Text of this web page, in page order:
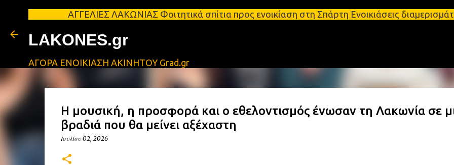
Μετάβαση στο κύριο περιεχόμενο
ΑΓΓΕΛΙΕΣ ΛΑΚΩΝΙΑΣ Φοιτητικά σπίτια προς ενοικίαση στη Σπάρτη Ενοικιάσεις διαμερισμάτων
LAKONES.gr
ΑΓΟΡΑ ΕΝΟΙΚΙΑΣΗ ΑΚΙΝΗΤΟΥ Grad.gr
Η μουσική, η προσφορά και ο εθελοντισμός ένωσαν τη Λακωνία σε
βραδιά που θα μείνει αξέχαστη
Ιουλίου 02, 2026